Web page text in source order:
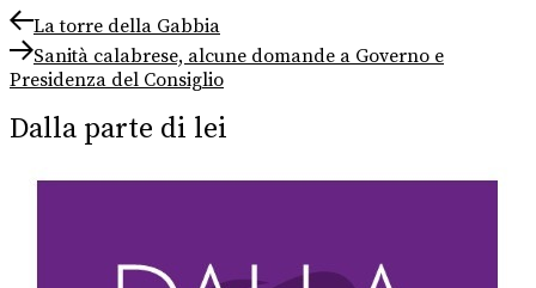
Navigazione
articoli
Previous
post:
La torre della Gabbia
Next
post:
Sanità calabrese, alcune domande a Governo e
Presidenza del Consiglio
Dalla parte di lei